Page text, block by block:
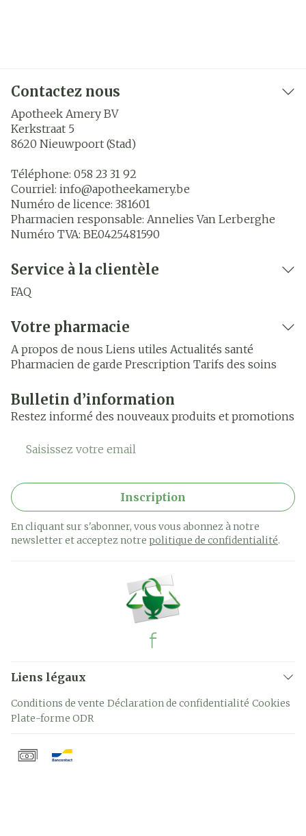
Contactez nous
Apotheek Amery BV
Kerkstraat 5
8620 Nieuwpoort (Stad)
Téléphone: 058 23 31 92
Courriel: info@apotheekamery.be
Numéro de licence: 381601
Pharmacien responsable: Annelies Van Lerberghe
Numéro TVA: BE0425481590
Service à la clientèle
FAQ
Votre pharmacie
A propos de nous Liens utiles Actualités santé
Pharmacien de garde Prescription Tarifs des soins
Bulletin d’information
Restez informé des nouveaux produits et promotions
Adresse mail
Inscription
En cliquant sur s'abonner, vous vous abonnez à notre
newsletter et acceptez notre politique de confidentialité.
Liens légaux
Conditions de vente Déclaration de confidentialité Cookies
Plate-forme ODR